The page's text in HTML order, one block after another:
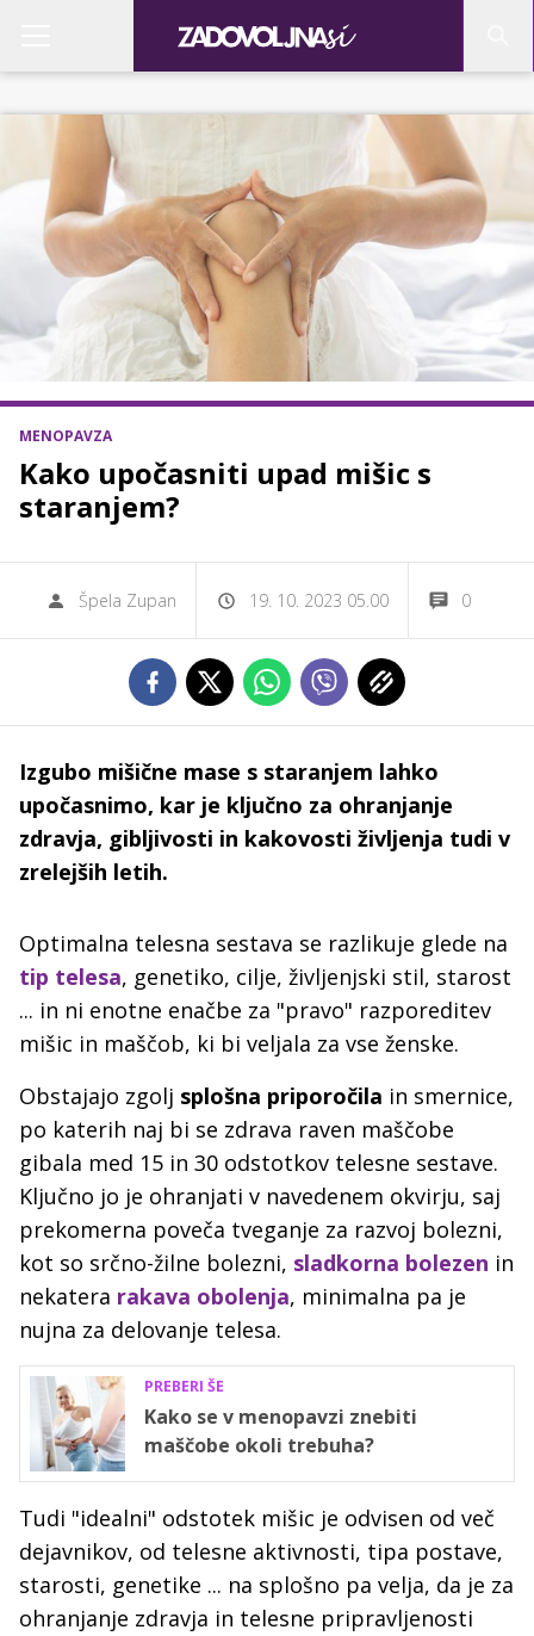
MENOPAVZA
Kako upočasniti upad mišic s
staranjem?
Špela Zupan 19. 10. 2023 05.00 0
Izgubo mišične mase s staranjem lahko
upočasnimo, kar je ključno za ohranjanje
zdravja, gibljivosti in kakovosti življenja tudi v
zrelejših letih.
Optimalna telesna sestava se razlikuje glede na
tip telesa, genetiko, cilje, življenjski stil, starost
... in ni enotne enačbe za "pravo" razporeditev
mišic in maščob, ki bi veljala za vse ženske.
Obstajajo zgolj splošna priporočila in smernice,
po katerih naj bi se zdrava raven maščobe
gibala med 15 in 30 odstotkov telesne sestave.
Ključno jo je ohranjati v navedenem okvirju, saj
prekomerna poveča tveganje za razvoj bolezni,
kot so srčno-žilne bolezni, sladkorna bolezen in
nekatera rakava obolenja, minimalna pa je
nujna za delovanje telesa.
PREBERI ŠE
Kako se v menopavzi znebiti
maščobe okoli trebuha?
Tudi "idealni" odstotek mišic je odvisen od več
dejavnikov, od telesne aktivnosti, tipa postave,
starosti, genetike ... na splošno pa velja, da je za
ohranjanje zdravja in telesne pripravljenosti